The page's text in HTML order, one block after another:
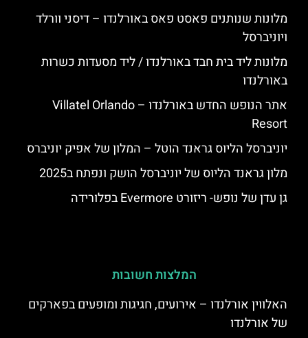
מלונות שנותנים פאסט פאס באורלנדו – דיסני וורלד
ויוניברסל
מלונות ליד בית חבד באורלנדו / ליד מסעדות כשרות
באורלנדו
אתר הנופש החדש באורלנדו – Villatel Orlando
Resort
יוניברסל הליוס גראנד הוטל – המלון של אפיק יוניברס
מלון גראנד הליוס של יוניברסל הושק ונפתח ב2025
גן עדן של נופש- ריזורט Evermore בפלורידה
המלצות חשובות
האלווין אורלנדו – אירועים, חגיגות ומופעים בפארקים
של אורלנדו